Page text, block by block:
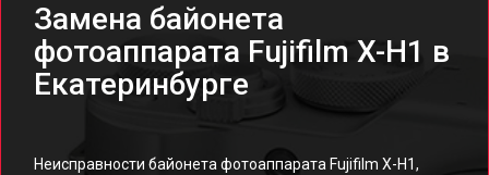
Замена байонета
фотоаппарата Fujifilm X-H1 в
Екатеринбурге
Неисправности байонета фотоаппарата Fujifilm X-H1,